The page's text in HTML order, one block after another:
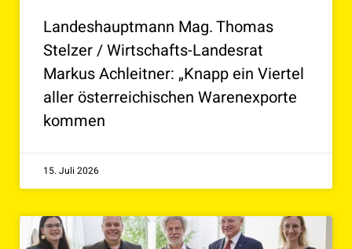
Landeshauptmann Mag. Thomas
Stelzer / Wirtschafts-Landesrat
Markus Achleitner: „Knapp ein Viertel
aller österreichischen Warenexporte
kommen
15. Juli 2026